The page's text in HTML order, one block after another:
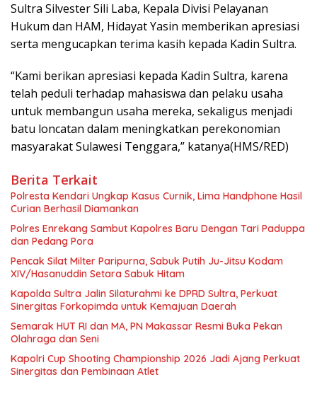
Sultra Silvester Sili Laba, Kepala Divisi Pelayanan
Hukum dan HAM, Hidayat Yasin memberikan apresiasi
serta mengucapkan terima kasih kepada Kadin Sultra.
“Kami berikan apresiasi kepada Kadin Sultra, karena
telah peduli terhadap mahasiswa dan pelaku usaha
untuk membangun usaha mereka, sekaligus menjadi
batu loncatan dalam meningkatkan perekonomian
masyarakat Sulawesi Tenggara,” katanya(HMS/RED)
Berita Terkait
Polresta Kendari Ungkap Kasus Curnik, Lima Handphone Hasil
Curian Berhasil Diamankan
Polres Enrekang Sambut Kapolres Baru Dengan Tari Paduppa
dan Pedang Pora
Pencak Silat Milter Paripurna, Sabuk Putih Ju-Jitsu Kodam
XIV/Hasanuddin Setara Sabuk Hitam
Kapolda Sultra Jalin Silaturahmi ke DPRD Sultra, Perkuat
Sinergitas Forkopimda untuk Kemajuan Daerah
Semarak HUT RI dan MA, PN Makassar Resmi Buka Pekan
Olahraga dan Seni
Kapolri Cup Shooting Championship 2026 Jadi Ajang Perkuat
Sinergitas dan Pembinaan Atlet